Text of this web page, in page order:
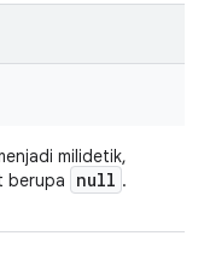
milidetik,
berupa
null .